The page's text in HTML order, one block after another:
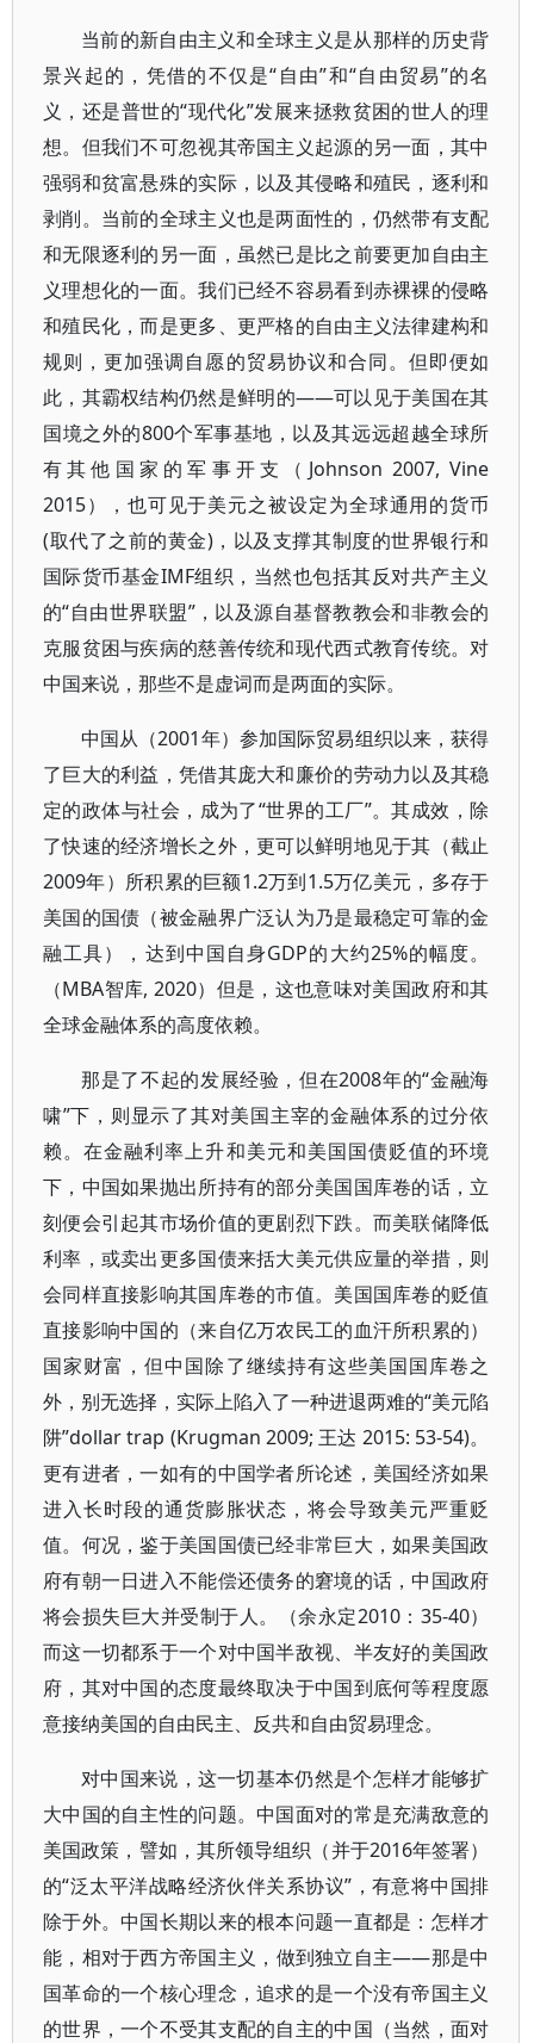
当前的新自由主义和全球主义是从那样的历史背
景兴起的，凭借的不仅是“自由”和“自由贸易”的名
义，还是普世的“现代化”发展来拯救贫困的世人的理
想。但我们不可忽视其帝国主义起源的另一面，其中
强弱和贫富悬殊的实际，以及其侵略和殖民，逐利和
剥削。当前的全球主义也是两面性的，仍然带有支配
和无限逐利的另一面，虽然已是比之前要更加自由主
义理想化的一面。我们已经不容易看到赤裸裸的侵略
和殖民化，而是更多、更严格的自由主义法律建构和
规则，更加强调自愿的贸易协议和合同。但即便如
此，其霸权结构仍然是鲜明的——可以见于美国在其
国境之外的800个军事基地，以及其远远超越全球所
有其他国家的军事开支（Johnson 2007, Vine
2015），也可见于美元之被设定为全球通用的货币
(取代了之前的黄金)，以及支撑其制度的世界银行和
国际货币基金IMF组织，当然也包括其反对共产主义
的“自由世界联盟”，以及源自基督教教会和非教会的
克服贫困与疾病的慈善传统和现代西式教育传统。对
中国来说，那些不是虚词而是两面的实际。
中国从（2001年）参加国际贸易组织以来，获得
了巨大的利益，凭借其庞大和廉价的劳动力以及其稳
定的政体与社会，成为了“世界的工厂”。其成效，除
了快速的经济增长之外，更可以鲜明地见于其（截止
2009年）所积累的巨额1.2万到1.5万亿美元，多存于
美国的国债（被金融界广泛认为乃是最稳定可靠的金
融工具），达到中国自身GDP的大约25%的幅度。
（MBA智库, 2020）但是，这也意味对美国政府和其
全球金融体系的高度依赖。
那是了不起的发展经验，但在2008年的“金融海
啸”下，则显示了其对美国主宰的金融体系的过分依
赖。在金融利率上升和美元和美国国债贬值的环境
下，中国如果抛出所持有的部分美国国库卷的话，立
刻便会引起其市场价值的更剧烈下跌。而美联储降低
利率，或卖出更多国债来括大美元供应量的举措，则
会同样直接影响其国库卷的市值。美国国库卷的贬值
直接影响中国的（来自亿万农民工的血汗所积累的）
国家财富，但中国除了继续持有这些美国国库卷之
外，别无选择，实际上陷入了一种进退两难的“美元陷
阱”dollar trap (Krugman 2009; 王达 2015: 53-54)。
更有进者，一如有的中国学者所论述，美国经济如果
进入长时段的通货膨胀状态，将会导致美元严重贬
值。何况，鉴于美国国债已经非常巨大，如果美国政
府有朝一日进入不能偿还债务的窘境的话，中国政府
将会损失巨大并受制于人。（余永定2010：35-40）
而这一切都系于一个对中国半敌视、半友好的美国政
府，其对中国的态度最终取决于中国到底何等程度愿
意接纳美国的自由民主、反共和自由贸易理念。
对中国来说，这一切基本仍然是个怎样才能够扩
大中国的自主性的问题。中国面对的常是充满敌意的
美国政策，譬如，其所领导组织（并于2016年签署）
的“泛太平洋战略经济伙伴关系协议”，有意将中国排
除于外。中国长期以来的根本问题一直都是：怎样才
能，相对于西方帝国主义，做到独立自主——那是中
国革命的一个核心理念，追求的是一个没有帝国主义
的世界，一个不受其支配的自主的中国（当然，面对